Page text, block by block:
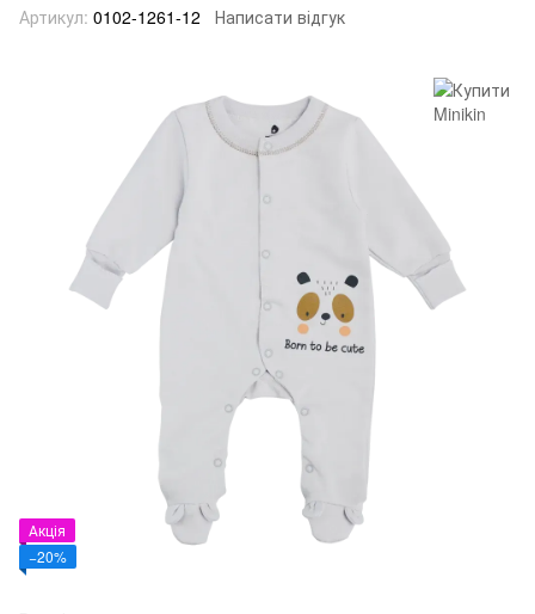
Артикул: 0102-1261-12 Написати відгук
Акція
−20%